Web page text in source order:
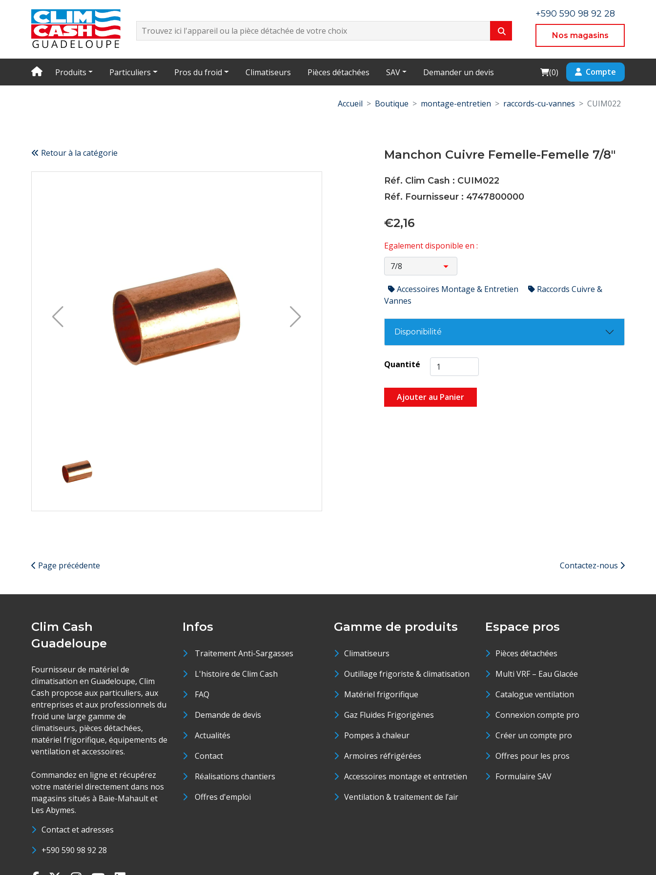
+590 590 98 92 28
Nos magasins
Produits Particuliers Pros du froid Climatiseurs Pièces détachées SAV Demander un devis Cart
(0) Compte
Accueil Boutique montage-entretien raccords-cu-vannes CUIM022
Retour à la catégorie Manchon Cuivre Femelle-Femelle 7/8"
Réf. Clim Cash : CUIM022
Réf. Fournisseur : 4747800000
€2,16
Egalement disponible en :
Accessoires Montage & Entretien
Raccords Cuivre &
Vannes
Disponibilité
Quantité
Ajouter au Panier
Page précédente Contactez-nous
Clim Cash
Guadeloupe
Fournisseur de matériel de
climatisation en Guadeloupe, Clim
Cash propose aux particuliers, aux
entreprises et aux professionnels du
froid une large gamme de
climatiseurs, pièces détachées,
matériel frigorifique, équipements de
ventilation et accessoires.
Commandez en ligne et récupérez
votre matériel directement dans nos
magasins situés à Baie-Mahault et
Les Abymes.
Contact et adresses
+590 590 98 92 28
Infos
Traitement Anti-Sargasses
L'histoire de Clim Cash
FAQ
Demande de devis
Actualités
Contact
Réalisations chantiers
Offres d'emploi
Gamme de produits
Climatiseurs
Outillage frigoriste & climatisation
Matériel frigorifique
Gaz Fluides Frigorigènes
Pompes à chaleur
Armoires réfrigérées
Accessoires montage et entretien
Ventilation & traitement de l’air
Espace pros
Pièces détachées
Multi VRF – Eau Glacée
Catalogue ventilation
Connexion compte pro
Créer un compte pro
Offres pour les pros
Formulaire SAV